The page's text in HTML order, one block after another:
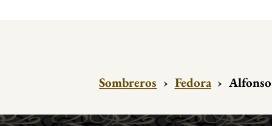
Sombreros › Fedora ›